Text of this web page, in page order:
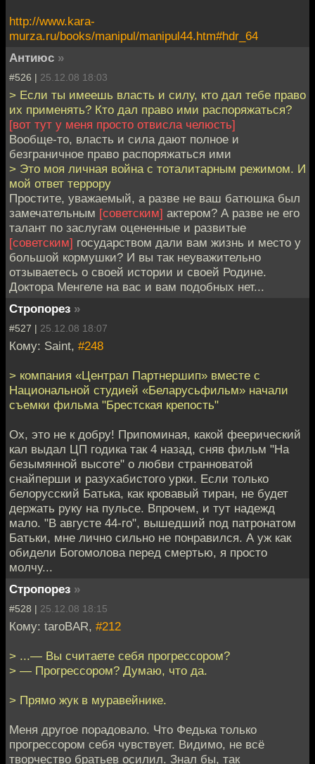
http://www.kara-
murza.ru/books/manipul/manipul44.htm#hdr_64
Антиюс »
#526 | 25.12.08 18:03
> Если ты имеешь власть и силу, кто дал тебе право
их применять? Кто дал право ими распоряжаться?
[вот тут у меня просто отвисла челюсть]
Вообще-то, власть и сила дают полное и
безграничное право распоряжаться ими
> Это моя личная война с тоталитарным режимом. И
мой ответ террору
Простите, уважаемый, а разве не ваш батюшка был
замечательным [советским] актером? А разве не его
талант по заслугам оцененные и развитые
[советским] государством дали вам жизнь и место у
большой кормушки? И вы так неуважительно
отзываетесь о своей истории и своей Родине.
Доктора Менгеле на вас и вам подобных нет...
Стропорез »
#527 | 25.12.08 18:07
Кому: Saint, #248
> компания «Централ Партнершип» вместе с
Национальной студией «Беларусьфильм» начали
съемки фильма "Брестская крепость"
Ох, это не к добру! Припоминая, какой феерический
кал выдал ЦП годика так 4 назад, сняв фильм "На
безымянной высоте" о любви странноватой
снайперши и разухабистого урки. Если только
белорусский Батька, как кровавый тиран, не будет
держать руку на пульсе. Впрочем, и тут надежд
мало. "В августе 44-го", вышедший под патронатом
Батьки, мне лично сильно не понравился. А уж как
обидели Богомолова перед смертью, я просто
молчу...
Стропорез »
#528 | 25.12.08 18:15
Кому: taroBAR, #212
> ...— Вы считаете себя прогрессором?
> — Прогрессором? Думаю, что да.
> Прямо жук в муравейнике.
Меня другое порадовало. Что Федька только
прогрессором себя чувствует. Видимо, не всё
творчество братьев осилил. Знал бы, так